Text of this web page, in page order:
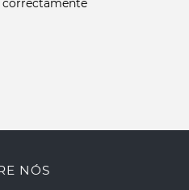
correctamente
NÓS